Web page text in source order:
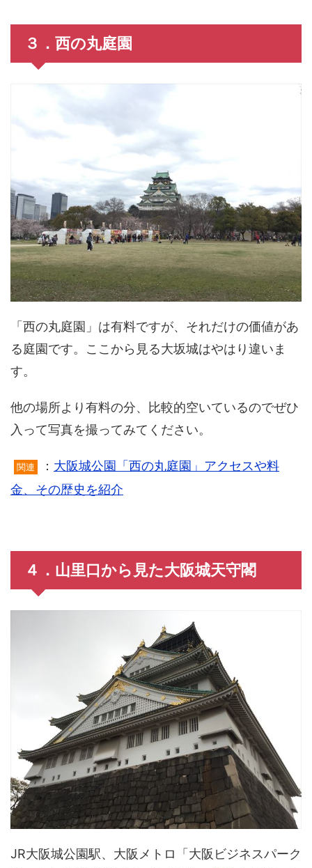
３．西の丸庭園
「西の丸庭園」は有料ですが、それだけの価値があ
る庭園です。ここから見る大坂城はやはり違いま
す。
他の場所より有料の分、比較的空いているのでぜひ
入って写真を撮ってみてください。
関連 ： 大阪城公園「西の丸庭園」アクセスや料
金、その歴史を紹介
４．山里口から見た大阪城天守閣
JR大阪城公園駅、大阪メトロ「大阪ビジネスパーク